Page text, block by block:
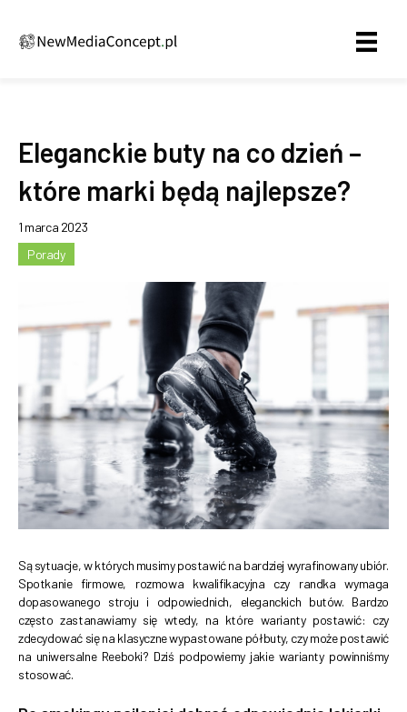
Eleganckie buty na co dzień –
które marki będą najlepsze?
1 marca 2023
Porady
Są sytuacje, w których musimy postawić na bardziej wyrafinowany ubiór.
Spotkanie firmowe, rozmowa kwalifikacyjna czy randka wymaga
dopasowanego stroju i odpowiednich, eleganckich butów. Bardzo
często zastanawiamy się wtedy, na które warianty postawić: czy
zdecydować się na klasyczne wypastowane półbuty, czy może postawić
na uniwersalne Reeboki? Dziś podpowiemy jakie warianty powinniśmy
stosować.